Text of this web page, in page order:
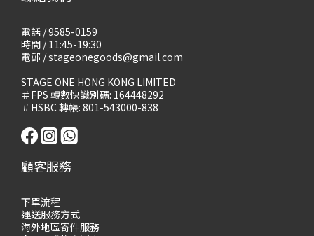
電話 / 9585-0159
時間 / 11:45-19:30
電郵 / stageonegoods@gmail.com
STAGE ONE HONG KONG LIMITED
＃FPS 轉數快識別碼: 164448292
＃HSBC 轉帳: 801-543000-838
顧客服務
下單流程
運送服務方式
海外地區寄件服務